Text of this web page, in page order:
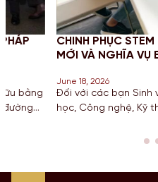
CHINH PHỤC STEM OPT
MỚI VÀ NGHĨA VỤ BÁO
June 18, 2026
Đối với các bạn Sinh viên
học, Công nghệ, Kỹ thuật và
còn là “bước đệm” quan